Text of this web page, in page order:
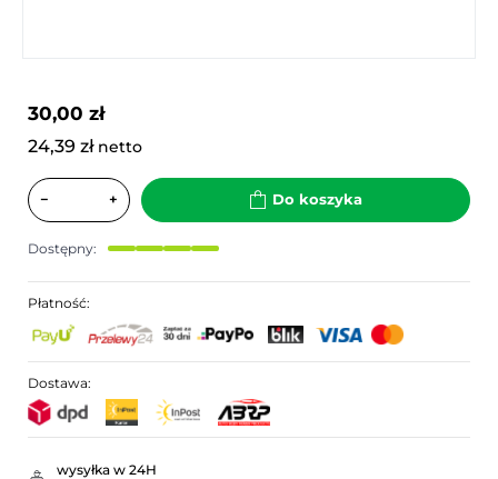
30,00 zł
24,39 zł netto
− + Do koszyka
Dostępny:
Płatność:
Dostawa:
wysyłka w 24H